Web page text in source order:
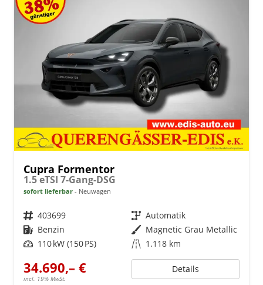
Cupra Formentor
1.5 eTSI 7-Gang-DSG
sofort lieferbar Neuwagen
Fahrzeugnr. 403699 Getriebe Automatik
Kraftstoff Benzin Außenfarbe Magnetic Grau Metallic
Leistung 110 kW (150 PS) Kilometerstand 1.118 km
34.690,– €
incl. 19% MwSt.
Details